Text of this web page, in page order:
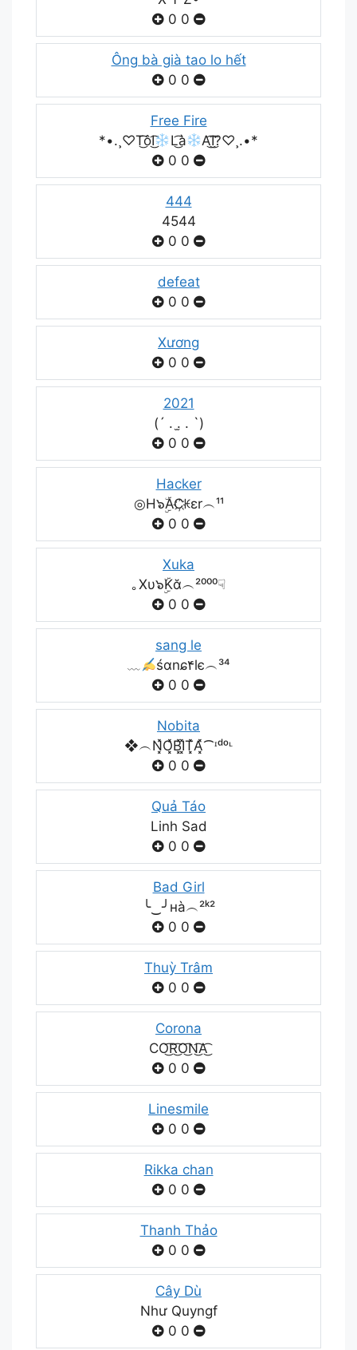
0 0
Ông bà già tao lo hết
0 0
Free Fire
*•.¸♡T͜͡ôI͜͡
L͜͡à
A͜͡I͜͡?♡¸.•*
0 0
444
4544
0 0
defeat
0 0
Xương
0 0
2021
(´ . .̫ . `)
0 0
Hacker
◎H๖ۣۜAC҉ꀘεr︵¹¹
0 0
Xuka
｡Xυ๖ۣۜKᾰ︵²⁰⁰⁰☟
0 0
sang le
﹏
śɑnɕ۴lє︵³⁴
0 0
Nobita
❖︵N͓̽O͓̽B͓̽I͓̽T͓̽A͓̽⁀ᶦᵈᵒᶫ
0 0
Quả Táo
Linh Sad
0 0
Bad Girl
╰‿╯нà︵²ᵏ²
0 0
Thuỳ Trâm
0 0
Corona
CO͜͡R͜͡O͜͡N͜͡A͜͡
0 0
Linesmile
0 0
Rikka chan
0 0
Thanh Thảo
0 0
Cây Dù
Như Quyngf
0 0